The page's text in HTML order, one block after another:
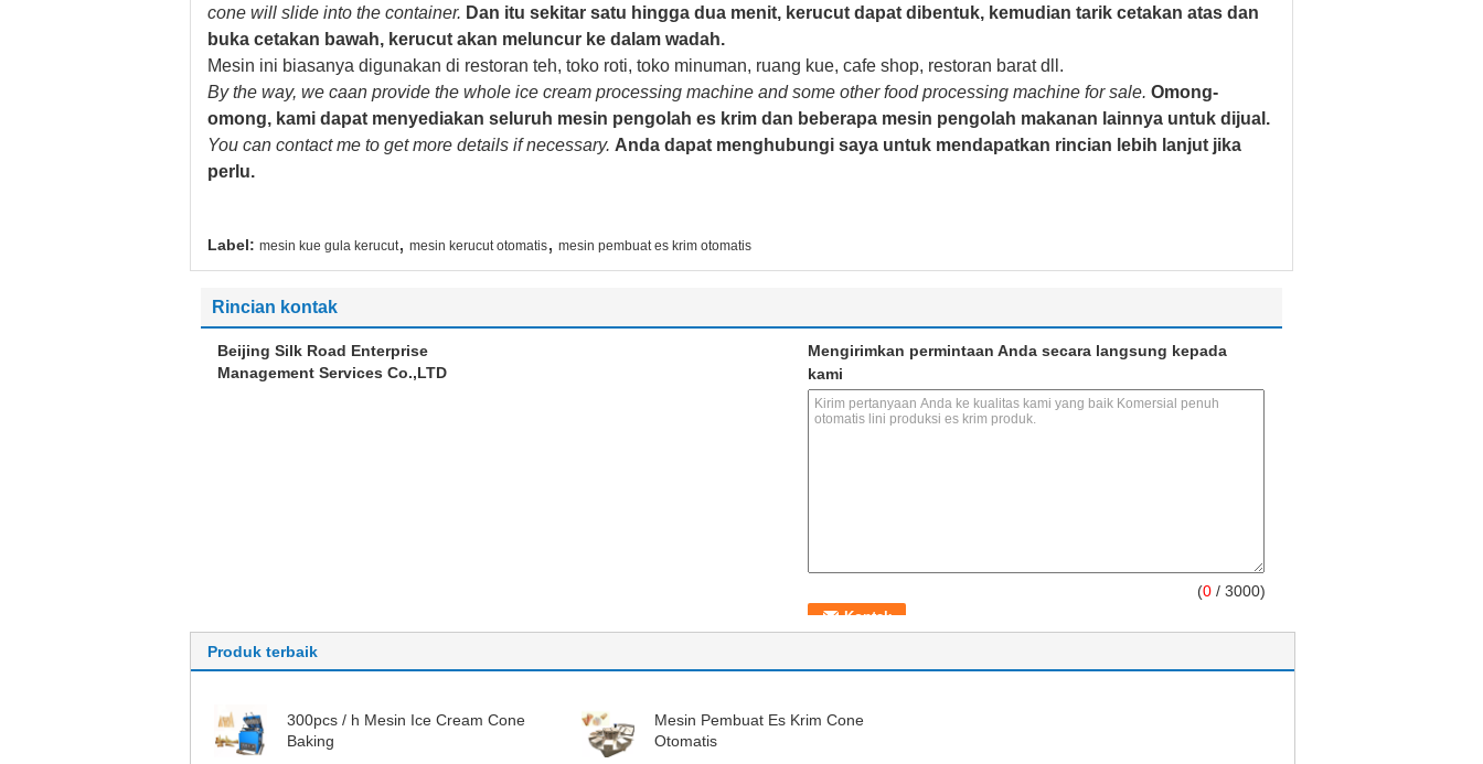
cone will slide into the container. Dan itu sekitar satu hingga dua menit, kerucut dapat dibentuk, kemudian tarik cetakan atas dan
buka cetakan bawah, kerucut akan meluncur ke dalam wadah.
Mesin ini biasanya digunakan di restoran teh, toko roti, toko minuman, ruang kue, cafe shop, restoran barat dll.
By the way, we caan provide the whole ice cream processing machine and some other food processing machine for sale. Omong-
omong, kami dapat menyediakan seluruh mesin pengolah es krim dan beberapa mesin pengolah makanan lainnya untuk dijual.
You can contact me to get more details if necessary. Anda dapat menghubungi saya untuk mendapatkan rincian lebih lanjut jika
perlu.
Label: mesin kue gula kerucut, mesin kerucut otomatis, mesin pembuat es krim otomatis
Rincian kontak
Beijing Silk Road Enterprise
Management Services Co.,LTD
Mengirimkan permintaan Anda secara langsung kepada
kami
(0 / 3000)
Produk terbaik
300pcs / h Mesin Ice Cream Cone
Baking
Mesin Pembuat Es Krim Cone
Otomatis